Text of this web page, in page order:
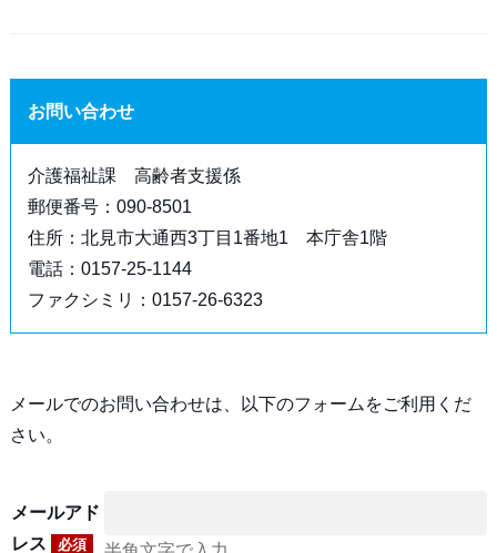
お問い合わせ
介護福祉課 高齢者支援係
郵便番号：090-8501
住所：北見市大通西3丁目1番地1 本庁舎1階
電話：0157-25-1144
ファクシミリ：0157-26-6323
メールでのお問い合わせは、以下のフォームをご利用くだ
さい。
メールアド
レス
必須